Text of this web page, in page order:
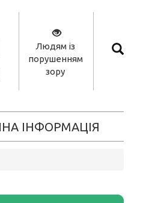
Людям із
порушенням
зору
ІНФОРМАЦІЯ